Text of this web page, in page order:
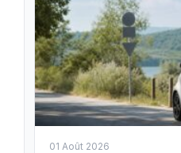
01 Août 2026